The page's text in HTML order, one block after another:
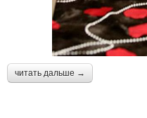
читать дальше →